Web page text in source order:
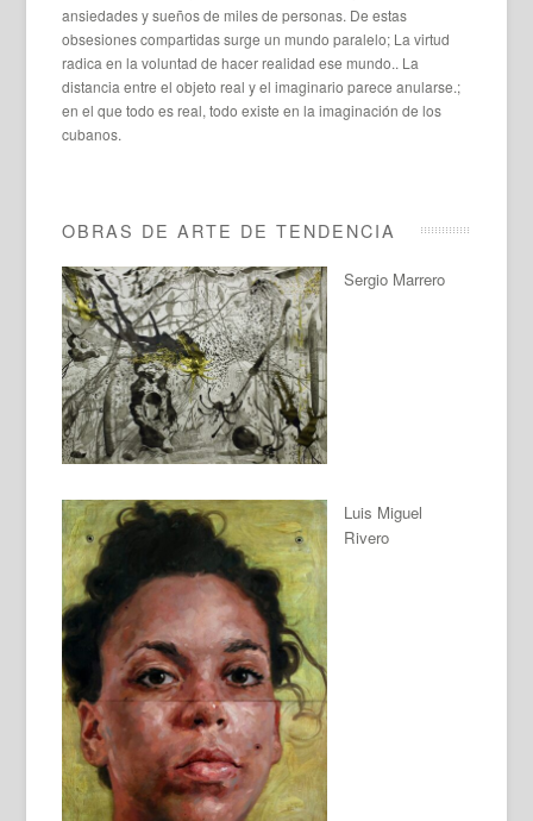
ansiedades y sueños de miles de personas. De estas
obsesiones compartidas surge un mundo paralelo; La virtud
radica en la voluntad de hacer realidad ese mundo.. La
distancia entre el objeto real y el imaginario parece anularse.;
en el que todo es real, todo existe en la imaginación de los
cubanos.
OBRAS DE ARTE DE TENDENCIA
Sergio Marrero
Luis Miguel
Rivero